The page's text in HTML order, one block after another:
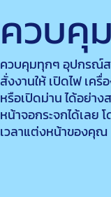
ควบคุ
ควบคุมทุกๆ อุปกรณ์ส
สั่งงานให้ เปิดไฟ เครื่
หรือเปิดม่าน ได้อย่าง
หน้าจอกระจกได้เลย
เวลาแต่งหน้าของคุณ